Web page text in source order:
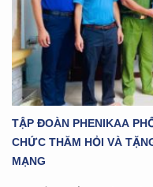
TẬP ĐOÀN PHENIKAA
CHỨC THĂM HỎI VÀ
MẠNG